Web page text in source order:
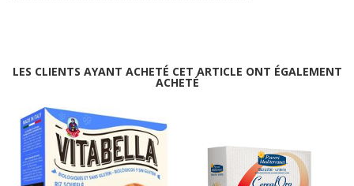
LES CLIENTS AYANT ACHETÉ CET ARTICLE ONT ÉGALEMENT
ACHETÉ